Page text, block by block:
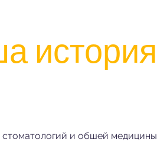
история
и обшей медицины